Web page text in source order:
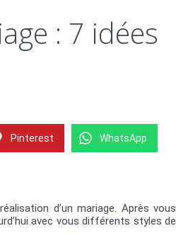
: 7 idées
Pinterest WhatsApp
d’un mariage. Après vous
avec vous différents styles de